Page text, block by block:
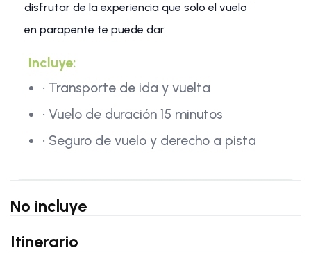
disfrutar de la experiencia que solo el vuelo
en parapente te puede dar.
Incluye:
• Transporte de ida y vuelta
• Vuelo de duración 15 minutos
• Seguro de vuelo y derecho a pista
No incluye
Itinerario